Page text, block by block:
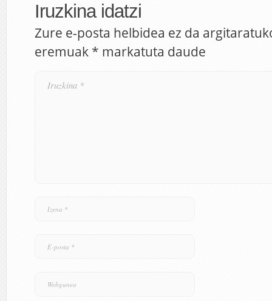
Iruzkina idatzi
Zure e-posta helbidea ez da
eremuak * markatuta daude